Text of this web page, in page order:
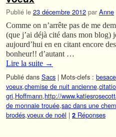
Publié le 23 décembre 2012 par Anne
Comme on n’arrête pas de me
(que j’ai déjà cité dans mon blog)
aujourd’hui en en citant encore
bonheur!! d’autant …
Lire la suite →
Publié dans Sacs | Mots-clefs : besace
voeux,chemise de nuit ancienne,
gri,Hoffmann,http://
de monnaie trouée,sac dans une
brodés,voeux de noël | 2 Réponses